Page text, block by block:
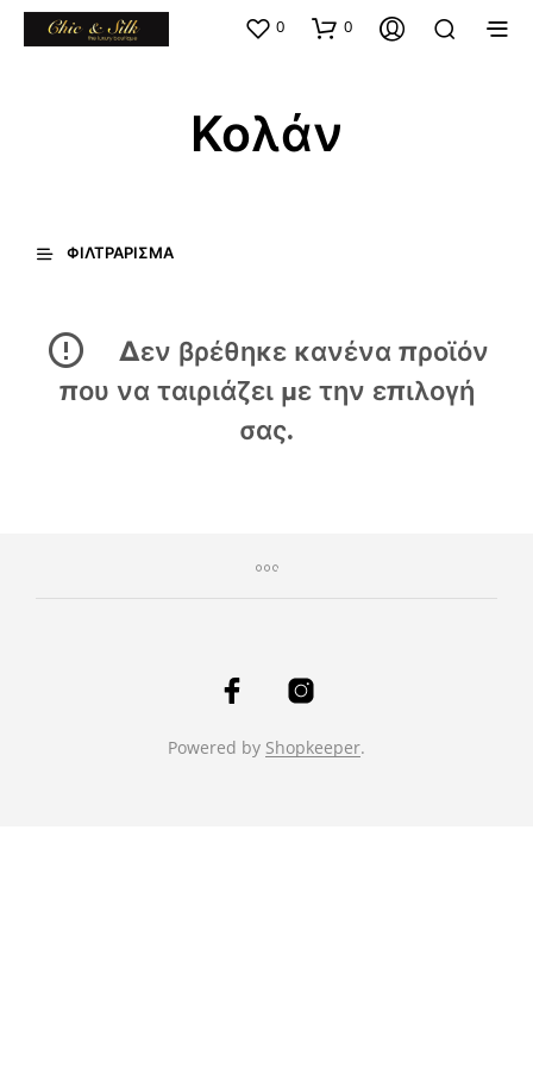
0 0
Κολάν
ΦΙΛΤΡΆΡΙΣΜΑ
Δεν βρέθηκε κανένα προϊόν
που να ταιριάζει με την επιλογή
σας.
Powered by Shopkeeper.